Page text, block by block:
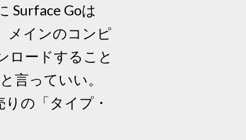
Surface Goは
メインのコンピ
ロードすること
言っていい。
の「タイプ・